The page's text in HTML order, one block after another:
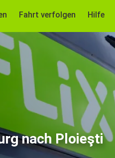
Fahrt verfolgen Hilfe
nach Ploieşti